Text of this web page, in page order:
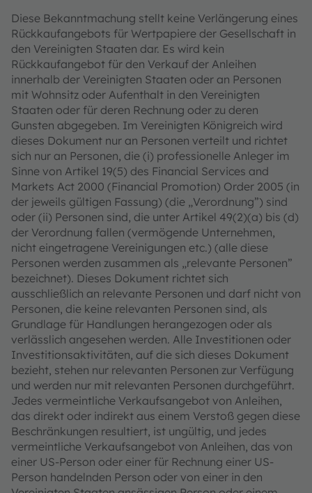
Diese Bekanntmachung stellt keine Verlängerung eines
Rückkaufangebots für Wertpapiere der Gesellschaft in
den Vereinigten Staaten dar. Es wird kein
Rückkaufangebot für den Verkauf der Anleihen
innerhalb der Vereinigten Staaten oder an Personen
mit Wohnsitz oder Aufenthalt in den Vereinigten
Staaten oder für deren Rechnung oder zu deren
Gunsten abgegeben. Im Vereinigten Königreich wird
dieses Dokument nur an Personen verteilt und richtet
sich nur an Personen, die (i) professionelle Anleger im
Sinne von Artikel 19(5) des Financial Services and
Markets Act 2000 (Financial Promotion) Order 2005 (in
der jeweils gültigen Fassung) (die „Verordnung”) sind
oder (ii) Personen sind, die unter Artikel 49(2)(a) bis (d)
der Verordnung fallen (vermögende Unternehmen,
nicht eingetragene Vereinigungen etc.) (alle diese
Personen werden zusammen als „relevante Personen”
bezeichnet). Dieses Dokument richtet sich
ausschließlich an relevante Personen und darf nicht von
Personen, die keine relevanten Personen sind, als
Grundlage für Handlungen herangezogen oder als
verlässlich angesehen werden. Alle Investitionen oder
Investitionsaktivitäten, auf die sich dieses Dokument
bezieht, stehen nur relevanten Personen zur Verfügung
und werden nur mit relevanten Personen durchgeführt.
Jedes vermeintliche Verkaufsangebot von Anleihen,
das direkt oder indirekt aus einem Verstoß gegen diese
Beschränkungen resultiert, ist ungültig, und jedes
vermeintliche Verkaufsangebot von Anleihen, das von
einer US-Person oder einer für Rechnung einer US-
Person handelnden Person oder von einer in den